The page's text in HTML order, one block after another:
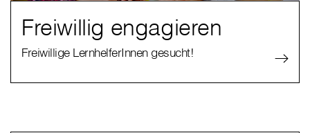
Freiwillig engagieren
Freiwillige LernhelferInnen gesucht!